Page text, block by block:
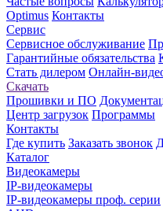
Optimus Контакты
Сервис
Сервисное обслуживание
Гарантийные обязательства
Стать дилером Онлайн-
Скачать
Прошивки и ПО
Центр загрузок Программы
Контакты
Где купить Заказать звонок
Каталог
Видеокамеры
IP-видеокамеры
IP-видеокамеры проф. серии